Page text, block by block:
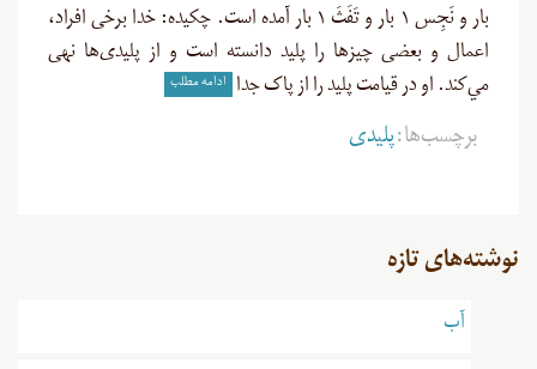
بار و نَجِس ۱ بار و تَفَثَ ۱ بار آمده است. چکیده: خدا برخی افراد،
اعمال و بعضی چیزها را پلید دانسته است و از پلیدی‌ها نهی
مي‌کند. او در قیامت پلید را از پاک جدا
ادامه مطلب
برچسب‌ها:پلیدی
نوشته‌های تازه
آب